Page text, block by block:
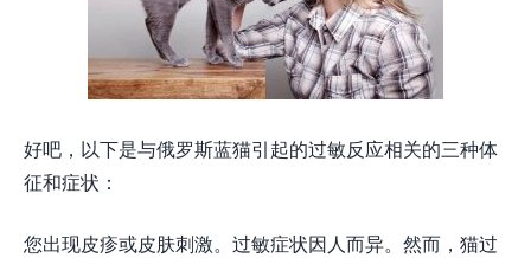
好吧，以下是与俄罗斯蓝猫引起的过敏反应相关的三种体
征和症状：
您出现皮疹或皮肤刺激。过敏症状因人而异。然而，猫过